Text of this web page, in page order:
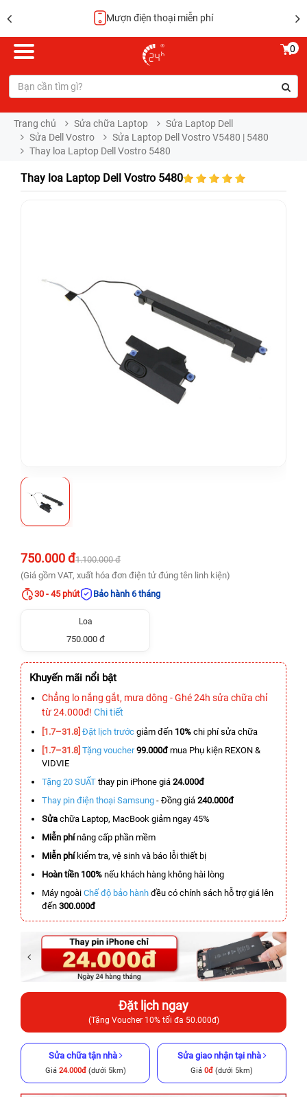
Mượn điện thoại miễn phí
0
Trang chủ Sửa chữa Laptop
Sửa Laptop Dell
Sửa Dell Vostro
Sửa Laptop Dell Vostro V5480 | 5480
Thay loa Laptop Dell Vostro 5480
Thay loa Laptop Dell Vostro 5480
750.000 đ1.100.000 đ
(Giá gồm VAT, xuất hóa đơn điện tử đúng tên linh kiện)
30 - 45 phút
Bảo hành 6 tháng
Loa
750.000 đ
Khuyến mãi nổi bật
Chẳng lo nắng gắt, mưa dông - Ghé 24h sửa chữa chỉ
từ 24.000đ! Chi tiết
[1.7–31.8] Đặt lịch trước giảm đến 10% chi phí sửa chữa
[1.7–31.8] Tặng voucher 99.000đmua Phụ kiện REXON &
VIDVIE
Tặng 20 SUẤT thay pin iPhone giá 24.000đ
Thay pin điện thoại Samsung - Đồng giá 240.000đ
Sửa chữa Laptop, MacBook giảm ngay 45%
Miễn phínâng cấp phần mềm
Miễn phíkiểm tra, vệ sinh và báo lỗi thiết bị
Hoàn tiền 100% nếu khách hàng không hài lòng
Máy ngoài Chế độ bảo hành đều có chính sách hỗ trợ giá lên
đến 300.000đ
Đặt lịch ngay
(Tặng Voucher 10% tối đa 50.000đ)
Sửa chữa tận nhà
Giá 24.000đ(dưới 5km)
Sửa giao nhận tại nhà
Giá 0đ (dưới 5km)